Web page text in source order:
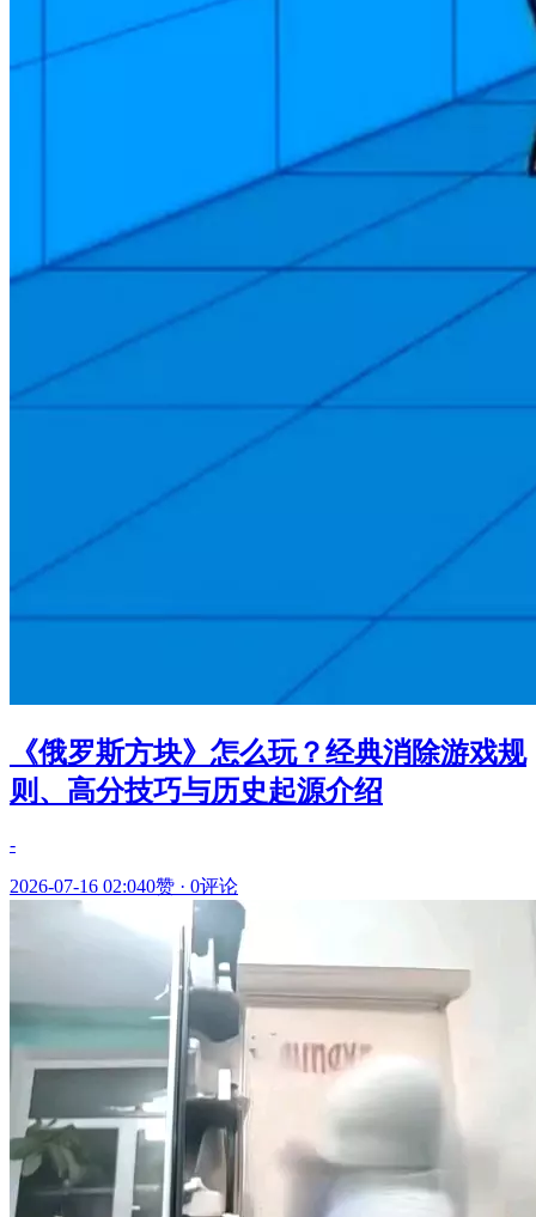
《俄罗斯方块》怎么玩？经典消除游戏规
则、高分技巧与历史起源介绍
-
2026-07-16 02:040赞 · 0评论